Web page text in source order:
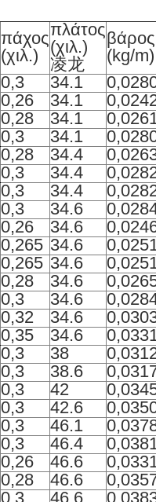
πάχος
(χιλ.)
πλάτος
(χιλ.)
凌龙
βάρος
(kg/m)
0,3 34.1
0,26 34.1
0,28
34.1
0,3
34.1
0,28 34.4
0,3
34.4
0,3 34.4
0,3 34.6
0,26 34.6
0,265 34.6
0,265 34.6
0,28
34.6
0,3
34.6
0,32
34.6
0,35
34.6
0,3 38
0,3 38.6
0,3 42
0,3 42.6
0,3 46.1
0,3 46.4
0,26 46.6
0,28
46.6
0,3
46.6